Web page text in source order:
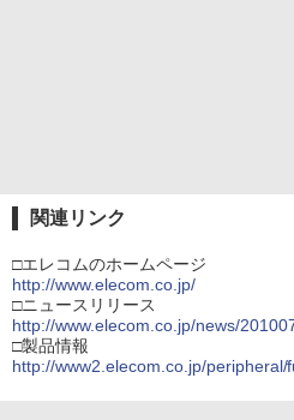
関連リンク
□エレコムのホームページ
http://www.elecom.co.jp/
□ニュースリリース
http://www.elecom.co.jp/news/
□製品情報
http://www2.elecom.co.jp/